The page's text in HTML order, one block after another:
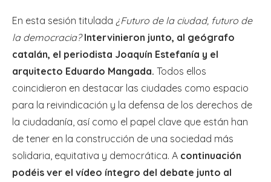
En esta sesión titulada ¿Futuro de la ciudad, futuro de
la democracia? Intervinieron junto, al geógrafo
catalán, el periodista Joaquín Estefanía y el
arquitecto Eduardo Mangada. Todos ellos
coincidieron en destacar las ciudades como espacio
para la reivindicación y la defensa de los derechos de
la ciudadanía, así como el papel clave que están han
de tener en la construcción de una sociedad más
solidaria, equitativa y democrática. A continuación
podéis ver el vídeo íntegro del debate junto al